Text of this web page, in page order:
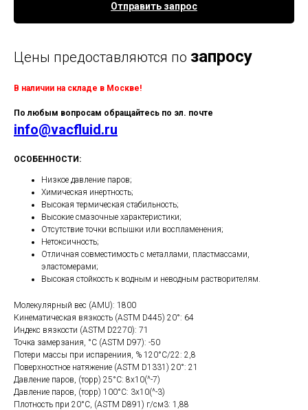
Отправить запрос
Цены предоставляются по запросу
В наличии на складе в Москве!
По любым вопросам обращайтесь по эл. почте
info@vacfluid.ru
ОСОБЕННОСТИ:
Низкое давление паров;
Химическая инертность;
Высокая термическая стабильность;
Высокие смазочные характеристики;
Отсутствие точки вспышки или воспламенения;
Нетоксичность;
Отличная совместимость с металлами, пластмассами,
эластомерами;
Высокая стойкость к водным и неводным растворителям.
Молекулярный вес (AMU): 1800
Кинематическая вязкость (ASTM D445) 20°: 64
Индекс вязкости (ASTM D2270): 71
Точка замерзания, °С (ASTM D97): -50
Потери массы при испарениия, % 120°С/22: 2,8
Поверхностное натяжение (ASTM D1331) 20°: 21
Давление паров, (торр) 25°С: 8х10(^-7)
Давление паров, (торр) 100°С: 3х10(^-3)
Плотность при 20°С, (ASTM D891) г/см3: 1,88